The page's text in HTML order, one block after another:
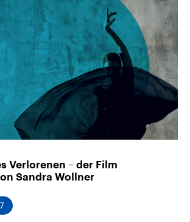
Verlorenen – der Film
Sandra Wollner